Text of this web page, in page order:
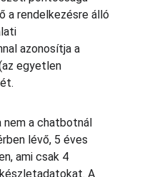
a rendelkezésre álló
azonosítja a
egyetlen
nem a chatbotnál
lévő, 5 éves
ami csak 4
A